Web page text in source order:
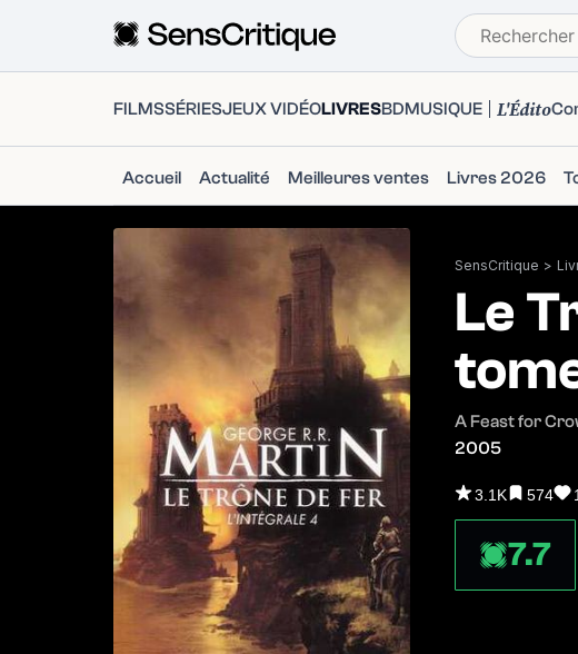
FILMSSÉRIESJEUX VIDÉOLIVRESBDMUSIQUE L'Édito
Accueil Actualité Meilleures ventes Livres 2026
SensCritique >
Le
A Feast for
2005
3.1K 574
7.7